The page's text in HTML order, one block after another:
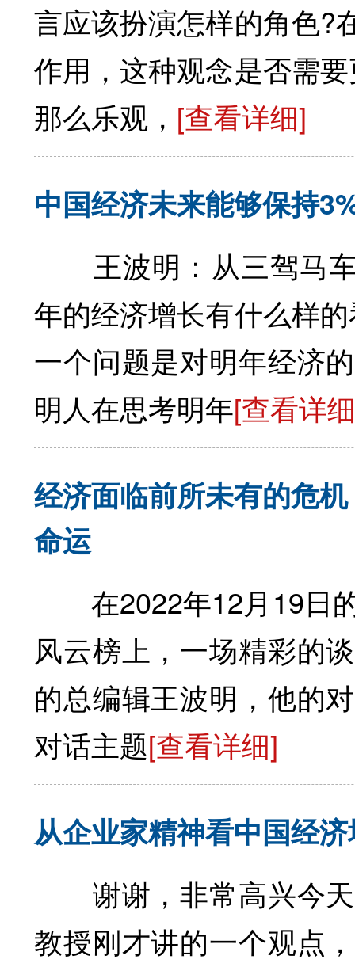
言应该扮演怎样的角色?
作用，这种观念是否需
那么乐观， [查看详细]
中国经济未来能够保持
王波明：从三驾马车
年的经济增长有什么样
一个问题是对明年经济
明人在思考明年[查看详
经济面临前所未有的危
命运
在2022年12月19日的
风云榜上，一场精彩
的总编辑王波明，他的
对话主题[查看详细]
从企业家精神看中国经
谢谢，非常高兴今天
教授刚才讲的一个观点